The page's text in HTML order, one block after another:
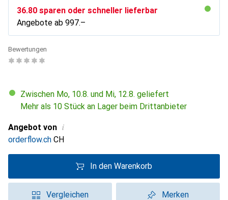
CHF
36.80 sparen oder schneller lieferbar
Angebote ab CHF
997.–
Bewertungen
Zwischen Mo, 10.8. und Mi, 12.8. geliefert
Mehr als 10 Stück an Lager beim Drittanbieter
Angebot von i
orderflow.ch CH
In den Warenkorb
Vergleichen Merken